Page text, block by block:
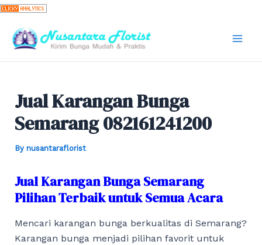
Skip
content
Jual Karangan Bunga
Semarang 082161241200
By nusantaraflorist
Jual Karangan Bunga Semarang
Pilihan Terbaik untuk Semua Acara
Mencari karangan bunga berkualitas di Semarang?
Karangan bunga menjadi pilihan favorit untuk